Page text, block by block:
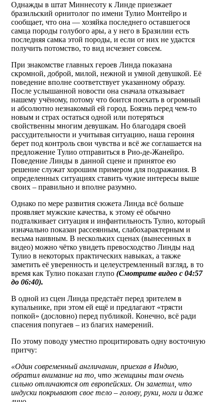
Однажды в штат Миннесоту к Линде приезжает
бразильский орнитолог по имени Тулио Монтейро и
сообщает, что она — хозяйка последнего оставшегося
самца породы голубого ары, а у него в Бразилии есть
последняя самка этой породы, и если от них не удастся
получить потомство, то вид исчезнет совсем.
При знакомстве главных героев Линда показана
скромной, доброй, милой, нежной и умной девушкой. Её
поведение вполне соответствует указанному образу.
После услышанной новости она сначала отказывает
нашему учёному, потому что боится поехать в огромный
и абсолютно незнакомый ей город. Боязнь перед чем-то
новым и страх остаться одной или потеряться
свойственны многим девушкам. Но благодаря своей
рассудительности и учитывая ситуацию, наша героиня
берет под контроль свои чувства и всё же соглашается на
предложение Тулио отправиться в Рио-де-Жанейро.
Поведение Линды в данной сцене и принятое ею
решение служат хорошим примером для подражания. В
определенных ситуациях ставить чужие интересы выше
своих – правильно и вполне разумно.
Однако по мере развития сюжета Линда всё больше
проявляет мужские качества, к этому её обычно
подталкивает ситуация и инфантильность Тулио, который
изначально показан рассеянным, слабохарактерным и
весьма наивным. В нескольких сценах (вынесенных в
видео) можно чётко увидеть превосходство Линды над
Тулио в некоторых практических навыках, а также
заметить её уверенность и целеустремленный взгляд, в то
время как Тулио показан глупо (Смотрите видео с 04:57
до 06:40).
В одной из сцен Линда предстаёт перед зрителем в
купальнике, при этом ей ещё и предлагают «трясти
попкой» (дословно) перед публикой. Конечно, всё ради
спасения попугаев – из благих намерений.
По этому поводу уместно процитировать одну восточную
притчу:
«Один современный англичанин, приехав в Индию,
обратил внимание на то, что женщины там очень
сильно отличаются от европейских. Он заметил, что
индуски покрывают свое тело – голову, руки, ноги и даже